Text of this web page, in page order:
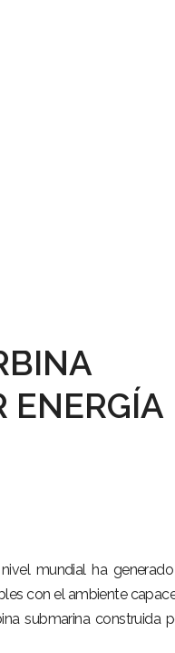
ENERGÍA
mundial ha
con el ambiente
submarina construida